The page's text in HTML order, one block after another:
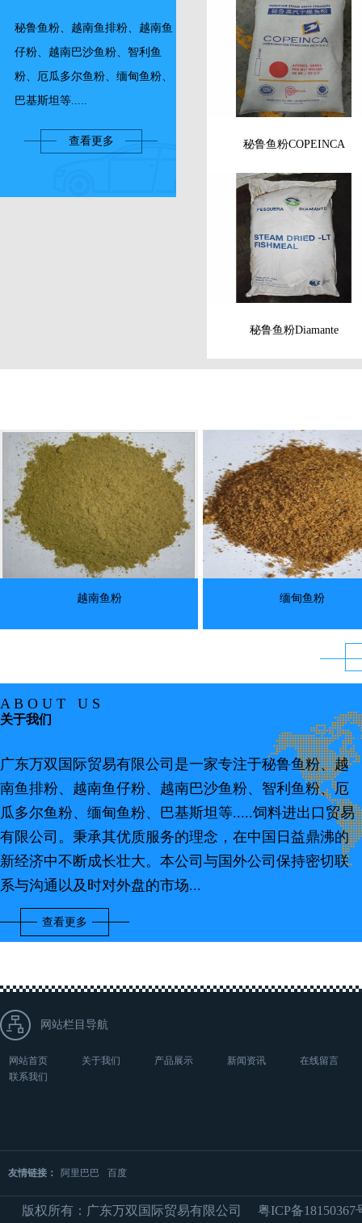
秘鲁鱼粉、越南鱼排粉、越南鱼
仔粉、越南巴沙鱼粉、智利鱼
粉、厄瓜多尔鱼粉、缅甸鱼粉、
巴基斯坦等.....
查看更多 秘鲁鱼粉COPEINCA
秘鲁鱼粉Diamante
越南鱼粉 缅甸鱼粉
A B O U T U S
关于我们
广东万双国际贸易有限公司是一家专注于秘鲁鱼粉、越
南鱼排粉、越南鱼仔粉、越南巴沙鱼粉、智利鱼粉、厄
瓜多尔鱼粉、缅甸鱼粉、巴基斯坦等.....饲料进出口贸易
有限公司。秉承其优质服务的理念，在中国日益鼎沸的
新经济中不断成长壮大。本公司与国外公司保持密切联
系与沟通以及时对外盘的市场...
查看更多
网站栏目导航
网站首页 关于我们 产品展示 新闻资讯
在线留言
联系我们
友情链接： 阿里巴巴 百度
版权所有：广东万双国际贸易有限公司 粤ICP备18150367